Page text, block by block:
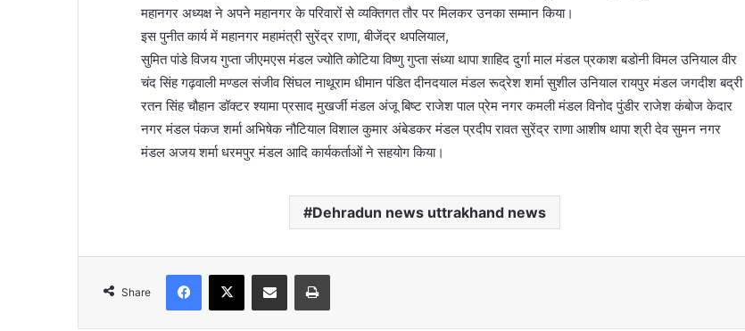
महानगर अध्यक्ष ने अपने महानगर के परिवारों से व्यक्तिगत तौर पर मिलकर उनका सम्मान किया।
इस पुनीत कार्य में महानगर महामंत्री सुरेंद्र राणा, बीजेंद्र थपलियाल,
सुमित पांडे विजय गुप्ता जीएमएस मंडल ज्योति कोटिया विष्णु गुप्ता संध्या थापा शाहिद दुर्गा माल मंडल प्रकाश बडोनी विमल उनियाल वीर
चंद सिंह गढ़वाली मण्डल संजीव सिंघल नाथूराम धीमान पंडित दीनदयाल मंडल रूद्रेश शर्मा सुशील उनियाल रायपुर मंडल जगदीश बद्री
रतन सिंह चौहान डॉक्टर श्यामा प्रसाद मुखर्जी मंडल अंजू बिष्ट राजेश पाल प्रेम नगर कमली मंडल विनोद पुंडीर राजेश कंबोज केदार
नगर मंडल पंकज शर्मा अभिषेक नौटियाल विशाल कुमार अंबेडकर मंडल प्रदीप रावत सुरेंद्र राणा आशीष थापा श्री देव सुमन नगर
मंडल अजय शर्मा धरमपुर मंडल आदि कार्यकर्ताओं ने सहयोग किया।
Dehradun news uttrakhand news
Share
Facebook
X Share via Email Print